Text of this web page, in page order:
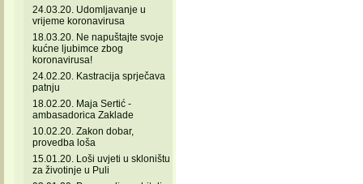
24.03.20. Udomljavanje u
vrijeme koronavirusa
18.03.20. Ne napuštajte svoje
kućne ljubimce zbog
koronavirusa!
24.02.20. Kastracija sprječava
patnju
18.02.20. Maja Sertić -
ambasadorica Zaklade
10.02.20. Zakon dobar,
provedba loša
15.01.20. Loši uvjeti u skloništu
za životinje u Puli